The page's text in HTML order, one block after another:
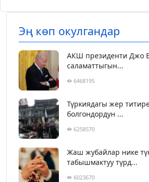
Эң көп окулгандар
АКШ президенти Джо
саламаттыгын...
6468195
Түркиядагы жер
болгондордун ...
6258570
Жаш жубайлар нике
табышмактуу түрд...
6023670